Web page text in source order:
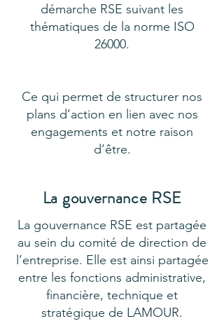
démarche RSE suivant les
thématiques de la norme ISO
26000.
Ce qui permet de structurer nos
plans d’action en lien avec nos
engagements et notre raison
d’être.
La gouvernance RSE
La gouvernance RSE est partagée
au sein du comité de direction de
l’entreprise. Elle est ainsi partagée
entre les fonctions administrative,
financière, technique et
stratégique de LAMOUR.